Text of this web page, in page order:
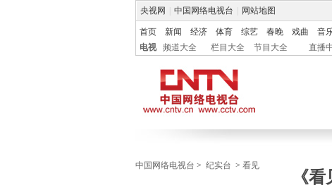
央视网 中国网络电视台 网站地图
首页 新闻 经济 体育 综艺 春晚 戏曲 音
电视
频道大全 栏目大全 节目大全 直播
中国网络电视台 > 纪实台 > 看见
《